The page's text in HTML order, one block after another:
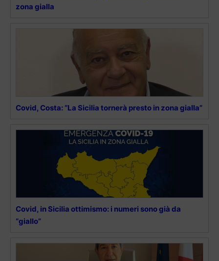
zona gialla
Covid, Costa: “La Sicilia tornerà presto in zona gialla”
Covid, in Sicilia ottimismo: i numeri sono già da
“giallo”